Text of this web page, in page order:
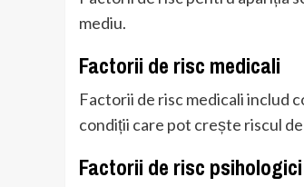
mediu.
Factorii de risc medicali
Factorii de risc medicali includ
condiții care pot crește riscul
Factorii de risc psihologici